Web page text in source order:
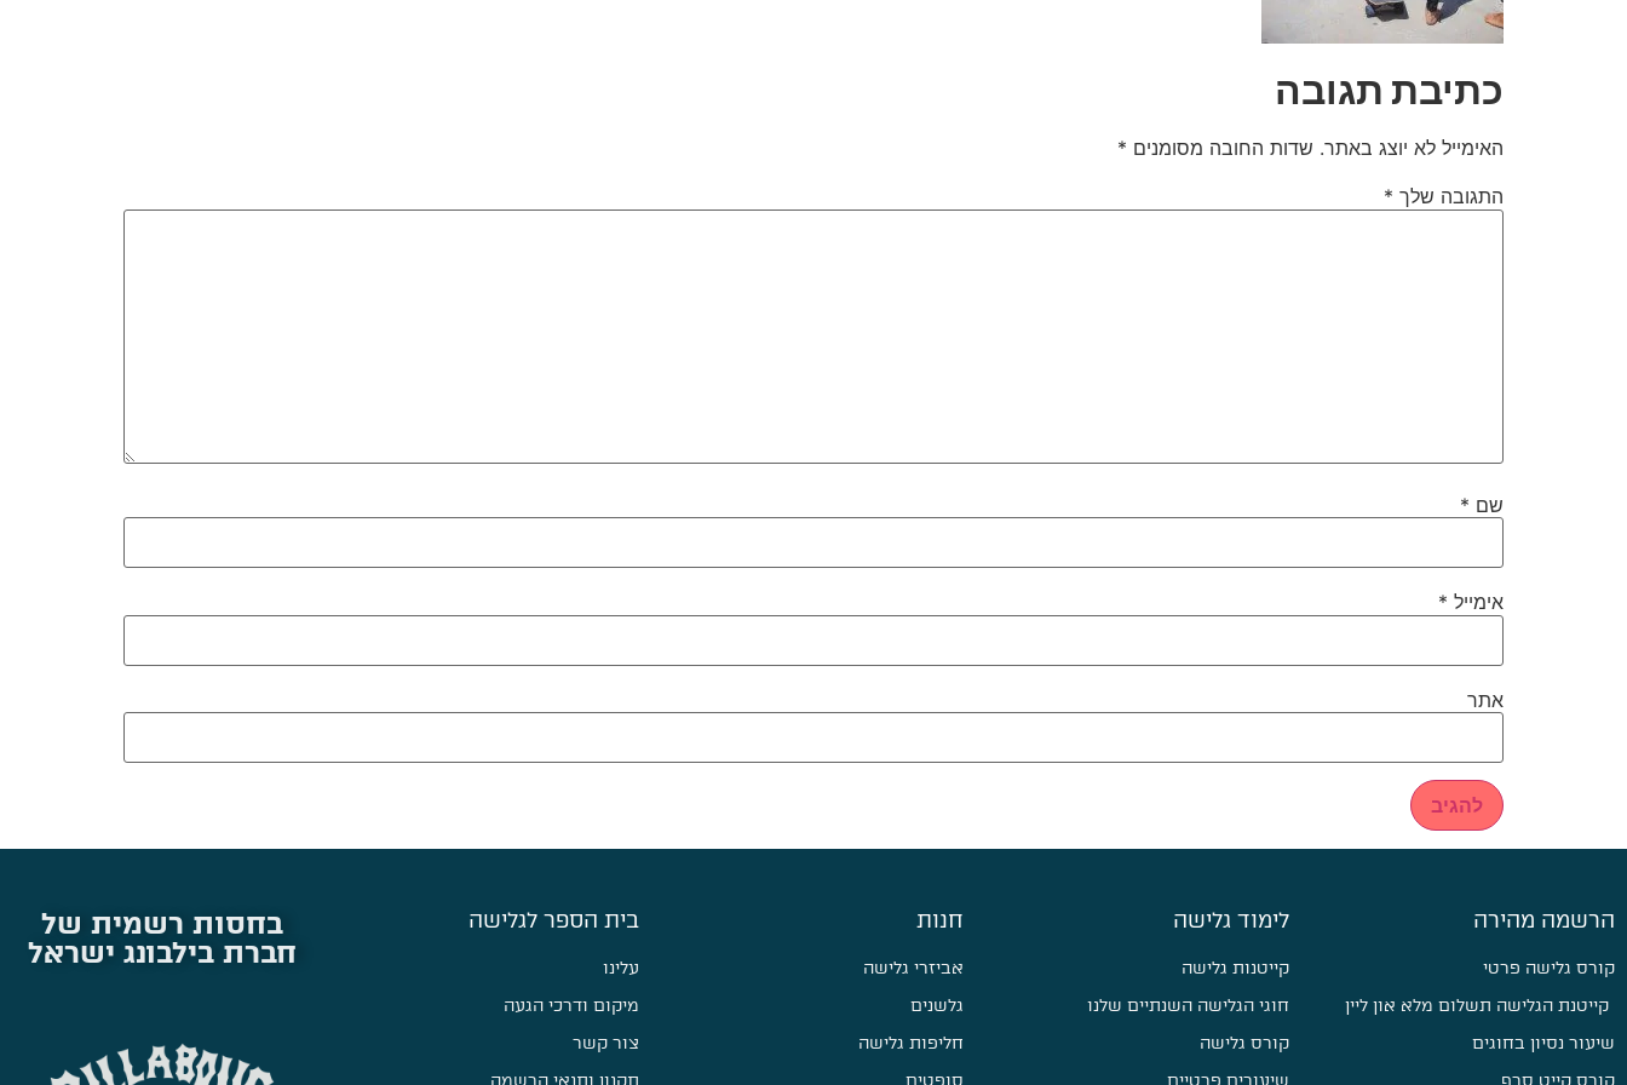
כתיבת תגובה
האימייל לא יוצג באתר. שדות החובה מסומנים *
התגובה שלך *
שם *
אימייל *
אתר
הרשמה מהירה
קורס גלישה פרטי
קייטנת הגלישה תשלום מלא און ליין
שיעור נסיון בחוגים
קורס קייט סרף
לימוד גלישה
קייטנות גלישה
חוגי הגלישה השנתיים שלנו
קורס גלישה
שיעורים פרטיים
חנות
אביזרי גלישה
גלשנים
חליפות גלישה
סופטים
בית הספר לגלישה
עלינו
מיקום ודרכי הגעה
צור קשר
תקנון ותנאי הרשמה
בחסות רשמית של
חברת בילבונג ישראל